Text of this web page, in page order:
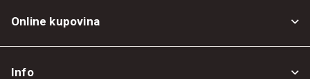
Online kupovina
Info